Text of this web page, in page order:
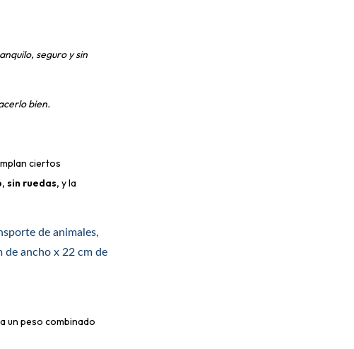
seguro y sin
bien.
ciertos
sin ruedas, y la
de animales,
de ancho x 22 cm de
un peso combinado